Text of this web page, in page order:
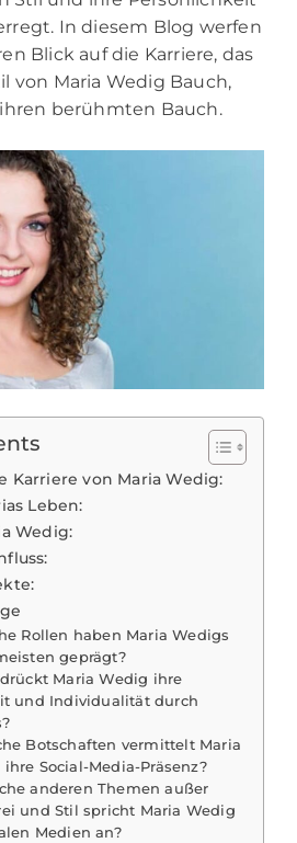
In diesem Blog werfen
Blick auf die Karriere, das
von Maria Wedig Bauch,
berühmten Bauch.
Karriere von Maria Wedig:
Leben:
Wedig:
Rollen haben Maria Wedigs
geprägt?
Maria Wedig ihre
und Individualität durch
Botschaften vermittelt Maria
Social-Media-Präsenz?
anderen Themen außer
und Stil spricht Maria Wedig
Medien an?